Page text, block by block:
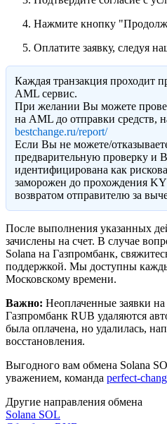
Нажмите кнопку
Оплатите заявку, следуя
Каждая транзакция проходит
AML сервис.
При желании Вы можете
на AML до отправки средств,
bestchange.ru/report/
Eсли Вы не можете/
предварительную проверку и
идентифицирована как
заморожен до прохождения
возвратом отправителю за
После выполнения указанных
зачислены на счет. В случае
Solana на Газпромбанк,
поддержкой. Мы доступны
Московскому времени.
Важно: Неоплаченные заявки
Газпромбанк RUB удаляются
была оплачена, но удалилась,
восстановления.
Выгодного вам обмена Solana
уважением, команда perfect-
Другие направления обмена
Solana SOL